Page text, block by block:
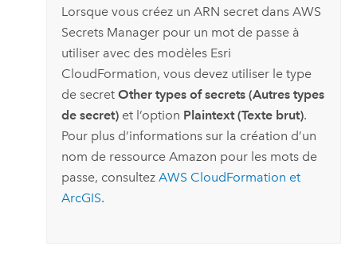
Lorsque vous créez un ARN secret dans AWS
Secrets Managerpour un mot de passe à
utiliser avec des modèles Esri
CloudFormation, vous devez utiliser le type
de secret Other types of secrets (Autres types
de secret)et l’option Plaintext (Texte brut).
Pour plus d’informations sur la création d’un
nom de ressource Amazon pour les mots de
passe, consultez AWS CloudFormation et
ArcGIS.